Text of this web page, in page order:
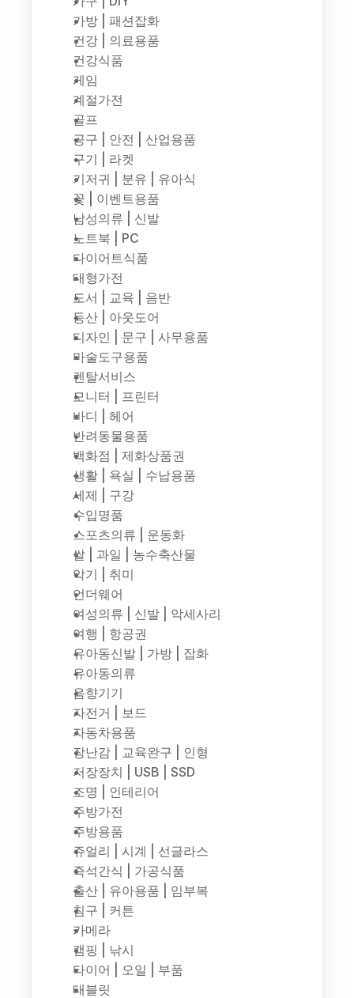
가방 | 패션잡화
건강 | 의료용품
건강식품
게임
계절가전
골프
공구 | 안전 | 산업용품
구기 | 라켓
기저귀 | 분유 | 유아식
꽃 | 이벤트용품
남성의류 | 신발
노트북 | PC
다이어트식품
대형가전
도서 | 교육 | 음반
등산 | 아웃도어
디자인 | 문구 | 사무용품
마술도구용품
렌탈서비스
모니터 | 프린터
바디 | 헤어
반려동물용품
백화점 | 제화상품권
생활 | 욕실 | 수납용품
세제 | 구강
수입명품
스포츠의류 | 운동화
쌀 | 과일 | 농수축산물
악기 | 취미
언더웨어
여성의류 | 신발 | 악세사리
여행 | 항공권
유아동신발 | 가방 | 잡화
유아동의류
음향기기
자전거 | 보드
자동차용품
장난감 | 교육완구 | 인형
저장장치 | USB | SSD
조명 | 인테리어
주방가전
주방용품
쥬얼리 | 시계 | 선글라스
즉석간식 | 가공식품
출산 | 유아용품 | 임부복
침구 | 커튼
카메라
캠핑 | 낚시
타이어 | 오일 | 부품
태블릿